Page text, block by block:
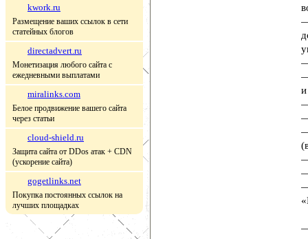
kwork.ru
Размещение ваших ссылок в сети
статейных блогов
directadvert.ru
Монетизация любого сайта с
ежедневными выплатами
miralinks.com
Белое продвижение вашего сайта
через статьи
cloud-shield.ru
Защита сайта от DDos атак + CDN
(ускорение сайта)
gogetlinks.net
Покупка постоянных ссылок на
лучших площадках